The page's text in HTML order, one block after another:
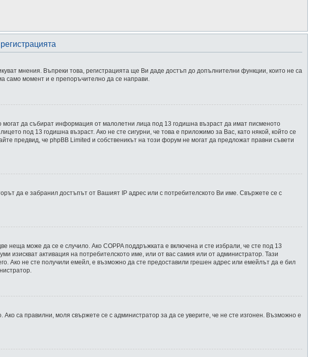
мнения. Въпреки това, регистрацията ще Ви даде достъп до допълнителни функции, които не са
само момент и е препоръчително да се направи.
да събират информация от малолетни лица под 13 годишна възраст да имат писменото
под 13 годишна възраст. Ако не сте сигурни, че това е приложимо за Вас, като някой, който се
предвид, че phpBB Limited и собственикът на този форум не могат да предложат правни съвети
да е забранил достъпът от Вашият IP адрес или с потребителското Ви име. Свържете се с
неща може да се е случило. Ако COPPA поддръжката е включена и сте избрали, че сте под 13
изискват активация на потребителското име, или от вас самия или от администратор. Тази
Ако не сте получили емейл, е възможно да сте предоставили грешен адрес или емейлът да е бил
са правилни, моля свържете се с администратор за да се уверите, че не сте изгонен. Възможно е